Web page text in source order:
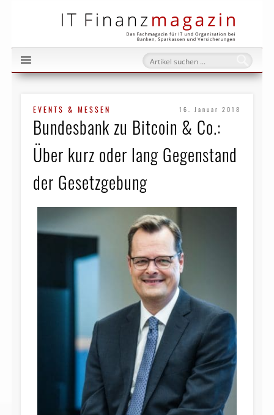
EVENTS & MESSEN 16. Januar 2018
Bundesbank zu Bitcoin & Co.:
Über kurz oder lang Gegenstand
der Gesetzgebung